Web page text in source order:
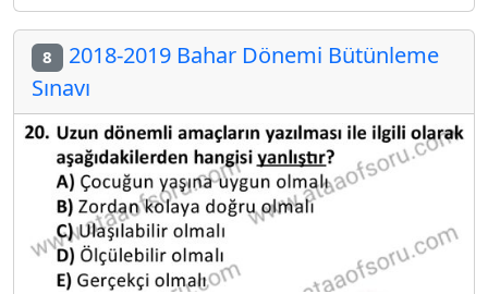
8 2018-2019 Bahar Dönemi Bütünleme
Sınavı